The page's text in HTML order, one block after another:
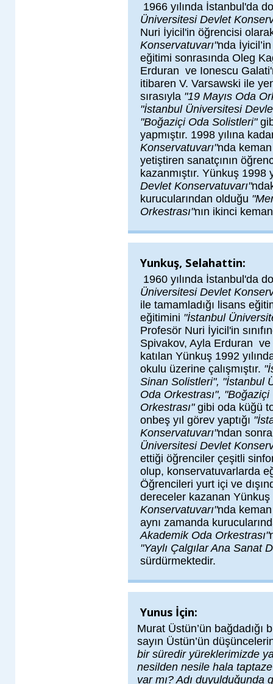
1966 yılında İstanbul'da
Üniversitesi Devlet
Nuri İyicil'in öğrencisi
Konservatuvarı"nda
eğitimi sonrasında Oleg
Erduran ve Ionescu
itibaren V. Varsawski ile
sırasıyla "19 Mayıs Oda
"İstanbul Üniversitesi
"Boğaziçi Oda Solistleri"
yapmıştır. 1998 yılına
Konservatuvarı"nda
yetiştiren sanatçının
kazanmıştır. Yünkuş 1998
Devlet Konservatuvarı"
kurucularından olduğu
Orkestrası"nın ikinci
Yunkuş, Selahattin:
1960 yılında İstanbul'da
Üniversitesi Devlet
ile tamamladığı lisans
eğitimini "İstanbul
Profesör Nuri İyicil'in
Spivakov, Ayla Erduran ve
katılan Yünkuş 1992
okulu üzerine çalışmıştır.
Sinan Solistleri", "İstanbul
Oda Orkestrası",
Orkestrası"gibi oda küğü
onbeş yıl görev yaptığı
Konservatuvarı"ndan
Üniversitesi Devlet
ettiği öğrenciler çeşitli
olup, konservatuvarlarda
Öğrencileri yurt içi ve
dereceler kazanan
Konservatuvarı"nda
aynı zamanda
Akademik Oda Orkestrası"
"Yaylı Çalgılar Ana Sanat
sürdürmektedir.
Yunus İçin:
Murat Üstün’ün bağdadığı
sayın Üstün’ün
bir süredir yüreklerimizde
nesilden nesile hala
var mı? Adı